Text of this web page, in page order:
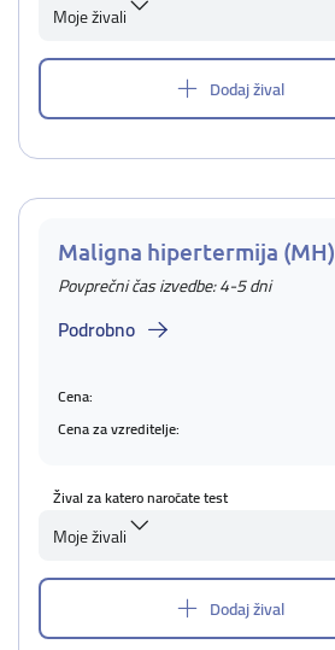
Moje živali
Dodaj žival
Maligna hipertermija (MH)
Povprečni čas izvedbe: 4-5 dni
Podrobno
Cena:
Cena za vzreditelje:
Žival za katero naročate test
Moje živali
Dodaj žival